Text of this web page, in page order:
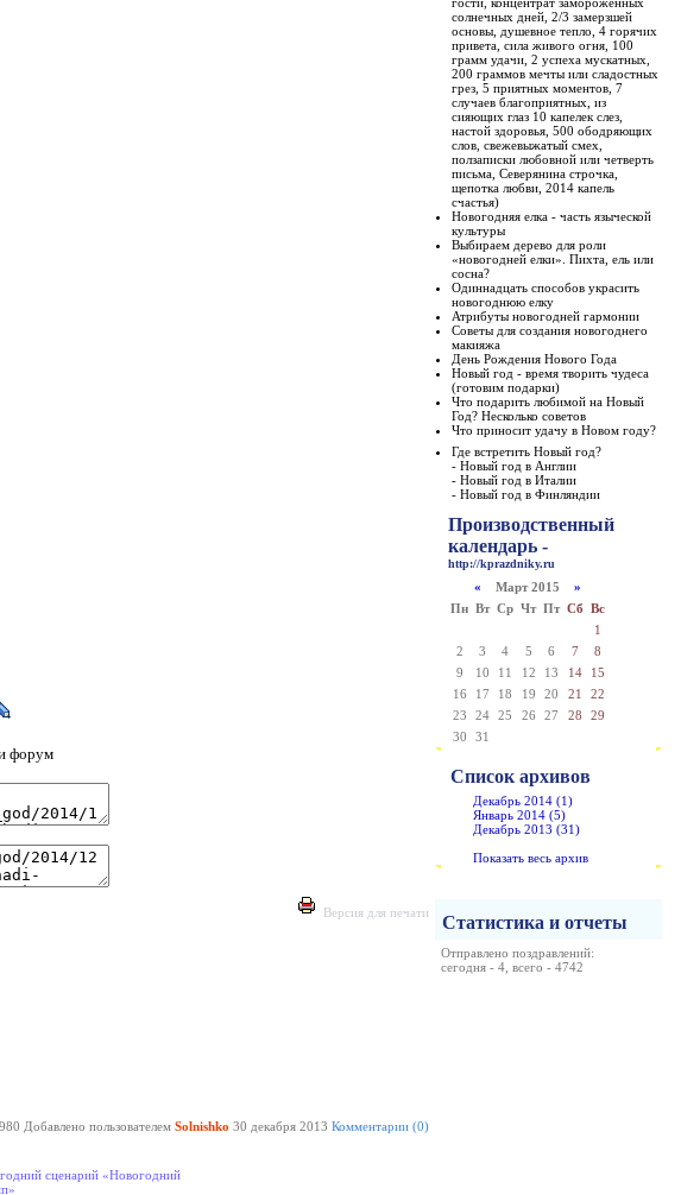
форум
Версия для печати
Добавлено пользователем Solnishko 30 декабря 2013 Комментарии (0)
сценарий «Новогодний
солнечных дней, 2/3 замерзшей
основы, душевное тепло, 4 горячих
привета, сила живого огня, 100
грамм удачи, 2 успеха мускатных,
200 граммов мечты или сладостных
грез, 5 приятных моментов, 7
случаев благоприятных, из
сияющих глаз 10 капелек слез,
настой здоровья, 500 ободряющих
слов, свежевыжатый смех,
ползаписки любовной или четверть
письма, Северянина строчка,
щепотка любви, 2014 капель
счастья)
Новогодняя елка - часть языческой
культуры
Выбираем дерево для роли
«новогодней елки». Пихта, ель или
сосна?
Одиннадцать способов украсить
новогоднюю елку
Атрибуты новогодней гармонии
Советы для создания новогоднего
макияжа
День Рождения Нового Года
Новый год - время творить чудеса
(готовим подарки)
Что подарить любимой на Новый
Год? Несколько советов
Что приносит удачу в Новом году?
Где встретить Новый год?
- Новый год в Англии
- Новый год в Италии
- Новый год в Финляндии
Производственный
календарь -
http://kprazdniky.ru
« Март 2015 »
Пн Вт Ср Чт Пт Сб Вс
1
2
3 4 5 6 7
8
9
10 11 12 13 14
15
16
17 18 19 20 21
22
23
24 25 26 27 28
29
30
31
Список архивов
Декабрь 2014 (1)
Январь 2014 (5)
Декабрь 2013 (31)
Показать весь архив
Статистика и отчеты
Отправлено поздравлений:
сегодня - 4, всего - 4742